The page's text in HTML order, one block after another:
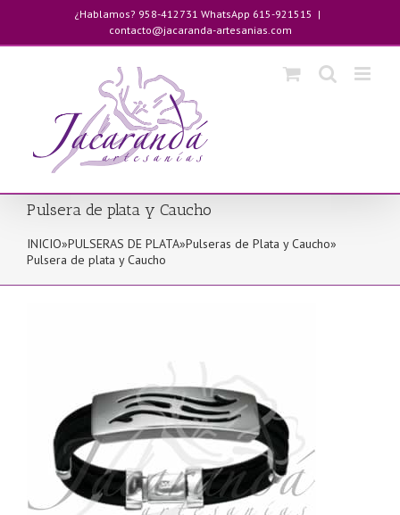
contenido
¿Hablamos? 958-412731 WhatsApp 615-921515 |
contacto@jacaranda-artesanias.com
Pulsera de plata y Caucho
INICIO»PULSERAS DE PLATA»Pulseras de Plata y Caucho»
Pulsera de plata y Caucho